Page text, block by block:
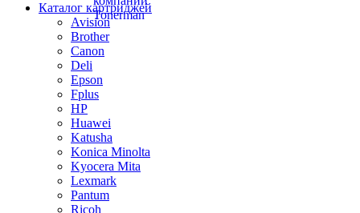
Каталог картриджей
Avision
Brother
Canon
Deli
Epson
Fplus
HP
Huawei
Katusha
Konica Minolta
Kyocera Mita
Lexmark
Pantum
Ricoh